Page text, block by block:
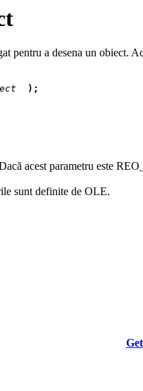
pentru a desena un
);
acest parametru este
sunt definite de OLE.